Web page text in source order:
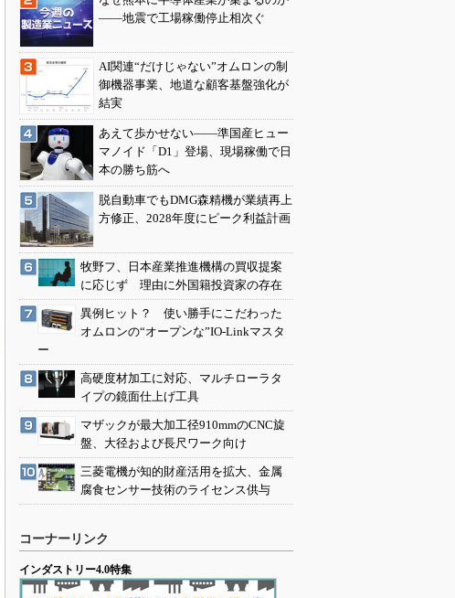
――地震で工場稼働停止相次ぐ
AI関連“だけじゃない”オムロンの制
御機器事業、地道な顧客基盤強化が
結実
あえて歩かせない――準国産ヒュー
マノイド「D1」登場、現場稼働で日
本の勝ち筋へ
脱自動車でもDMG森精機が業績再上
方修正、2028年度にピーク利益計画
牧野フ、日本産業推進機構の買収提案
に応じず 理由に外国籍投資家の存在
異例ヒット？ 使い勝手にこだわった
オムロンの“オープンな”IO-Linkマスタ
ー
高硬度材加工に対応、マルチローラタ
イプの鏡面仕上げ工具
マザックが最大加工径910mmのCNC旋
盤、大径および長尺ワーク向け
三菱電機が知的財産活用を拡大、金属
腐食センサー技術のライセンス供与
コーナーリンク
インダストリー4.0特集